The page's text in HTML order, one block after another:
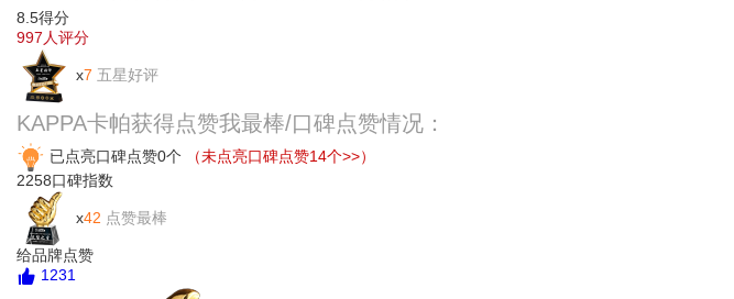
8.5得分
997 人评分
x7 五星好评
KAPPA卡帕获得点赞我最棒/口碑点赞情况：
已点亮口碑点赞0个
（未点亮口碑点赞14个>>）
2258口碑指数
x42 点赞最棒
给品牌点赞
1231